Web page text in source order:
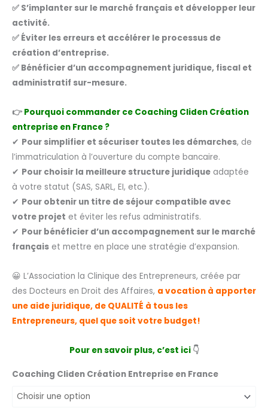
✅ S’implanter sur le marché français et développer leur
activité.
✅ Éviter les erreurs et accélérer le processus de
création d’entreprise.
✅ Bénéficier d’un accompagnement juridique, fiscal et
administratif sur-mesure.
👉 Pourquoi commander ce Coaching Cliden Création
entreprise en France ?
✔ Pour simplifier et sécuriser toutes les démarches, de
l’immatriculation à l’ouverture du compte bancaire.
✔ Pour choisir la meilleure structure juridique adaptée
à votre statut (SAS, SARL, EI, etc.).
✔ Pour obtenir un titre de séjour compatible avec
votre projet et éviter les refus administratifs.
✔ Pour bénéficier d’un accompagnement sur le marché
français et mettre en place une stratégie d’expansion.
😀 L’Association la Clinique des Entrepreneurs, créée par
des Docteurs en Droit des Affaires, a vocation à apporter
une aide juridique, de QUALITÉ à tous les
Entrepreneurs, quel que soit votre budget!
Pour en savoir plus, c’est ici 👇
Coaching Cliden Création Entreprise en France